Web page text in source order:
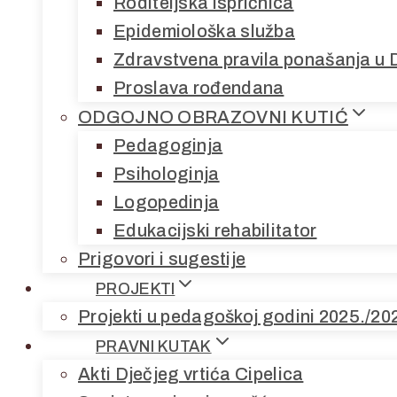
Epidemiološka služba
Zdravstvena pravila ponašanja u
Proslava rođendana
ODGOJNO OBRAZOVNI KUTIĆ
Pedagoginja
Psihologinja
Logopedinja
Edukacijski rehabilitator
Prigovori i sugestije
PROJEKTI
Projekti u pedagoškoj godini 2025./
PRAVNI KUTAK
Akti Dječjeg vrtića Cipelica